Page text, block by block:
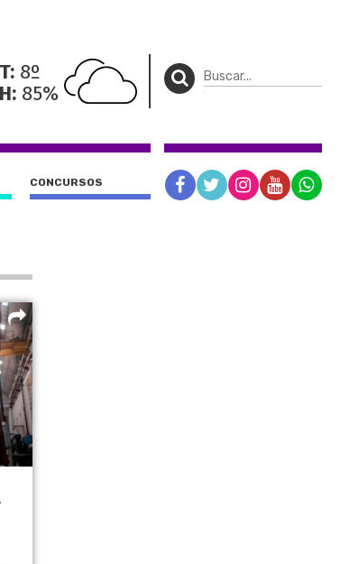
T: 8º
H: 85%
CONCURSOS